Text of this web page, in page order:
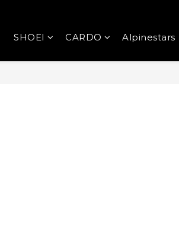
SHOEI CARDO Alpinestars